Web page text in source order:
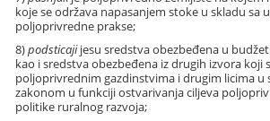
koje se održava napasanjem stoke u skladu sa
poljoprivredne prakse;
8)podsticajijesu sredstva obezbeđena u
kao i sredstva obezbeđena iz drugih izvora koji
poljoprivrednim gazdinstvima i drugim licima u
zakonom u funkciji ostvarivanja ciljeva
politike ruralnog razvoja;